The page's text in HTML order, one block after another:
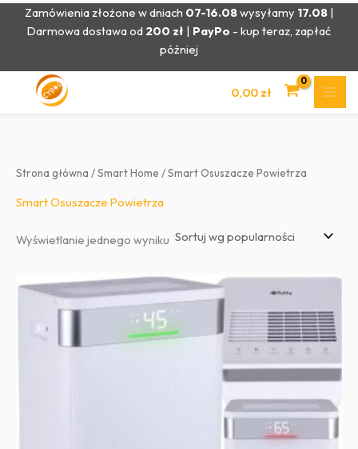
PrzejdźZamówienia złożone w dniach 07-16.08wysyłamy 17.08|
Darmowa dostawa od 200 zł | PayPo - kup teraz, zapłać
później
0,00 zł
Strona główna /Smart Home / Smart Osuszacze Powietrza
Smart Osuszacze Powietrza
Wyświetlanie jednego wyniku